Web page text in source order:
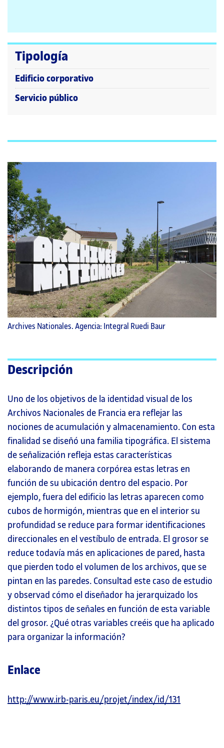
Tipología
Edificio corporativo
Servicio público
Archives Nationales. Agencia: Integral Ruedi Baur
Descripción
Uno de los objetivos de la identidad visual de los
Archivos Nacionales de Francia era reflejar las
nociones de acumulación y almacenamiento. Con esta
finalidad se diseñó una familia tipográfica. El sistema
de señalización refleja estas características
elaborando de manera corpórea estas letras en
función de su ubicación dentro del espacio. Por
ejemplo, fuera del edificio las letras aparecen como
cubos de hormigón, mientras que en el interior su
profundidad se reduce para formar identificaciones
direccionales en el vestíbulo de entrada. El grosor se
reduce todavía más en aplicaciones de pared, hasta
que pierden todo el volumen de los archivos, que se
pintan en las paredes. Consultad este caso de estudio
y observad cómo el diseñador ha jerarquizado los
distintos tipos de señales en función de esta variable
del grosor. ¿Qué otras variables creéis que ha aplicado
para organizar la información?
Enlace
http://www.irb-paris.eu/projet/index/id/131